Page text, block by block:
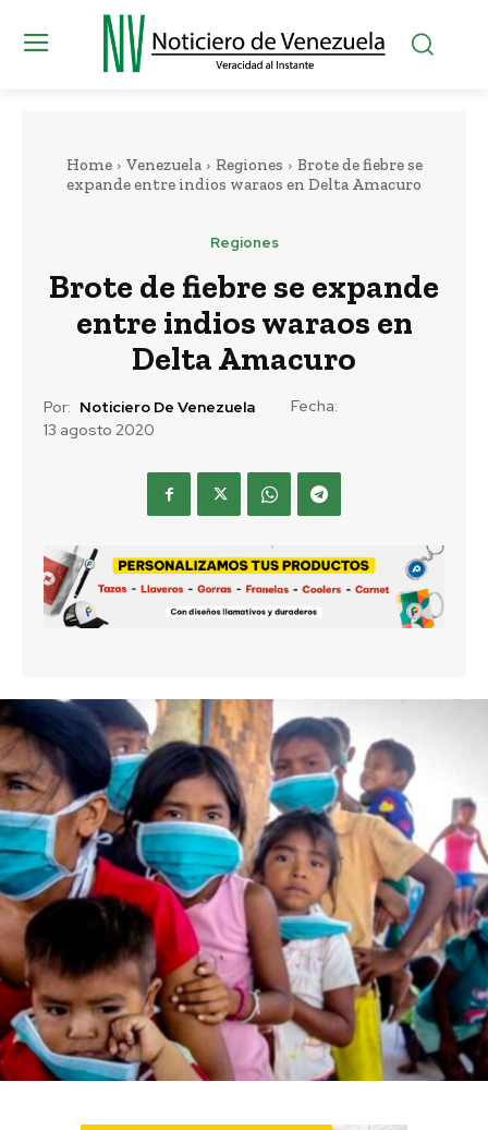
Home Venezuela Regiones
Brote de fiebre se
expande entre indios waraos en Delta Amacuro
Regiones
Brote de fiebre se expande
entre indios waraos en
Delta Amacuro
Por: Noticiero De Venezuela
Fecha:
13 agosto 2020